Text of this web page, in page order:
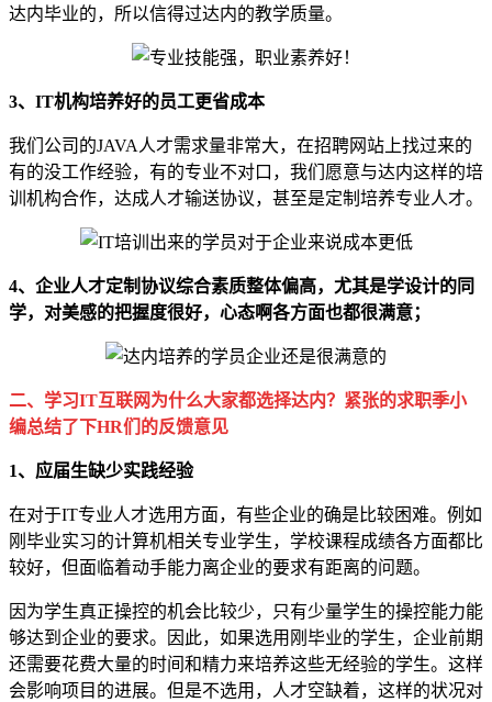
达内毕业的，所以信得过达内的教学质量。
3、IT机构培养好的员工更省成本
我们公司的JAVA人才需求量非常大，在招聘网站上找过来的
有的没工作经验，有的专业不对口，我们愿意与达内这样的培
训机构合作，达成人才输送协议，甚至是定制培养专业人才。
4、企业人才定制协议综合素质整体偏高，尤其是学设计的同
学，对美感的把握度很好，心态啊各方面也都很满意；
二、学习IT互联网为什么大家都选择达内？紧张的求职季小
编总结了下HR们的反馈意见
1、应届生缺少实践经验
在对于IT专业人才选用方面，有些企业的确是比较困难。例如
刚毕业实习的计算机相关专业学生，学校课程成绩各方面都比
较好，但面临着动手能力离企业的要求有距离的问题。
因为学生真正操控的机会比较少，只有少量学生的操控能力能
够达到企业的要求。因此，如果选用刚毕业的学生，企业前期
还需要花费大量的时间和精力来培养这些无经验的学生。这样
会影响项目的进展。但是不选用，人才空缺着，这样的状况对